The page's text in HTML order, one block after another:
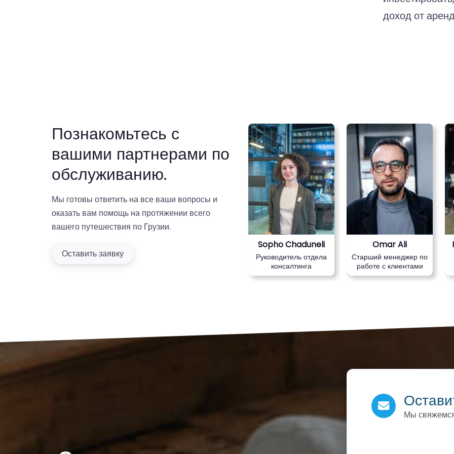
доход от
Познакомьтесь с
вашими партнерами по
обслуживанию.
Мы готовы ответить на все ваши вопросы и
оказать вам помощь на протяжении всего
вашего путешествия по Грузии.
Оставить заявку
Sopho Chaduneli
Руководитель отдела
консалтинга
Omar Ali
Старший менеджер по
работе с клиентами
Мы